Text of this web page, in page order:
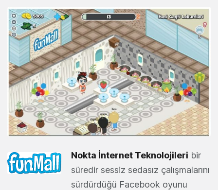
Nokta İnternet Teknolojileri bir
süredir sessiz sedasız çalışmalarını
sürdürdüğü Facebook oyunu